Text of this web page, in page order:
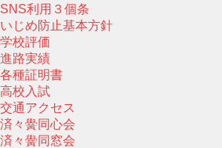
SNS利用３個条
いじめ防止基本方針
学校評価
進路実績
各種証明書
高校入試
交通アクセス
済々黌同心会
済々黌同窓会